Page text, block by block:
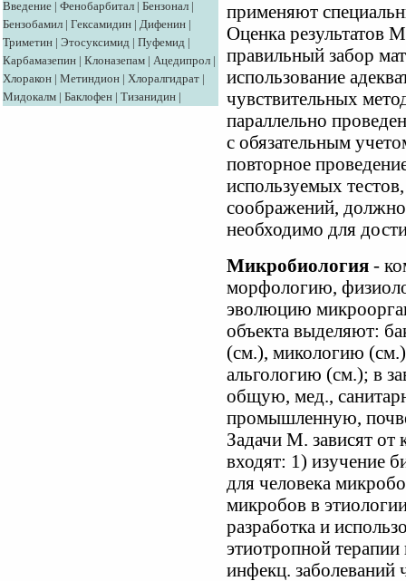
Введение | Фенобарбитал | Бензонал |
Бензобамил | Гексамидин | Дифенин |
Триметин | Этосуксимид | Пуфемид |
Карбамазепин | Клоназепам | Ацедипрол |
Хлоракон | Метиндион | Хлоралгидрат |
Мидокалм | Баклофен | Тизанидин |
применяют
Оценка результатов
правильный забор
использование
чувствительных
параллельно
с обязательным
повторное
используемых
соображений,
необходимо для
Микробиология -
морфологию,
эволюцию
объекта выделяют:
(см.), микологию
альгологию (см.); в
общую, мед.,
промышленную,
Задачи М. зависят от
входят: 1) изучение
для человека
микробов в
разработка и
этиотропной
инфекц. заболеваний